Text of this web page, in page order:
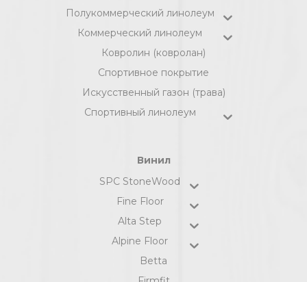
Полукоммерческий линолеум
Коммерческий линолеум
Ковролин (ковролан)
Спортивное покрытие
Искусственный газон (трава)
Спортивный линолеум
Винил
SPC StoneWood
Fine Floor
Alta Step
Alpine Floor
Betta